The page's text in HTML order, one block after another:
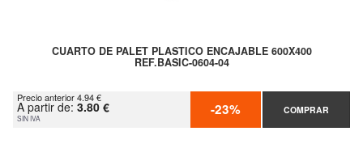
CUARTO DE PALET PLASTICO ENCAJABLE 600X400
REF.BASIC-0604-04
Precio anterior 4.94 €
A partir de: 3.80 €
SIN IVA -23% COMPRAR